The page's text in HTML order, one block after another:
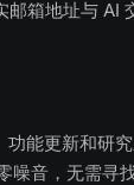
箱地址与 AI
能更新和研
音，无需寻找